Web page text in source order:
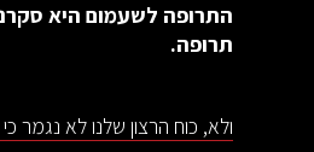
התרופה לשעמום היא
תרופה.
ולא, כוח הרצון שלנו לא נגמר